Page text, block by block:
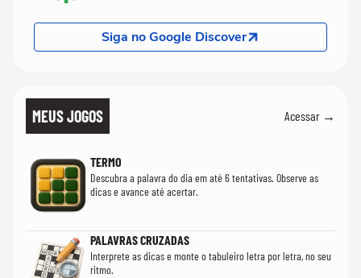
Siga no Google Discover
MEUS JOGOS Acessar →
TERMO
Descubra a palavra do dia em até 6 tentativas. Observe as
dicas e avance até acertar.
PALAVRAS CRUZADAS
Interprete as dicas e monte o tabuleiro letra por letra, no seu
ritmo.